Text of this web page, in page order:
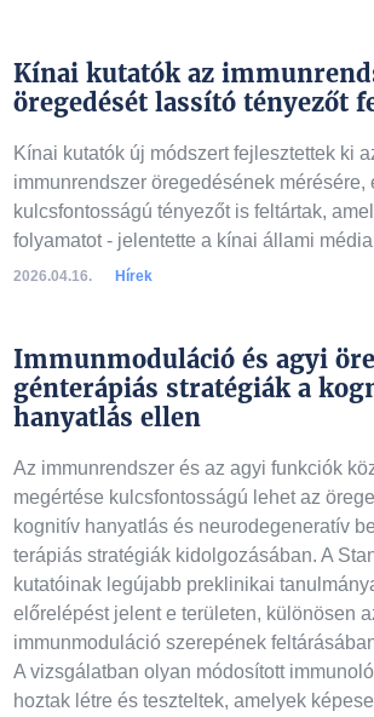
Kínai kutatók az
öregedését lassító tényezőt
Kínai kutatók új módszert fejlesztettek ki
immunrendszer öregedésének mérésére,
kulcsfontosságú tényezőt is feltártak,
folyamatot - jelentette a kínai állami
2026.04.16. Hírek
Immunmoduláció és agyi
génterápiás stratégiák a
hanyatlás ellen
Az immunrendszer és az agyi funkciók
megértése kulcsfontosságú lehet az
kognitív hanyatlás és neurodegeneratív
terápiás stratégiák kidolgozásában. A
kutatóinak legújabb preklinikai
előrelépést jelent e területen, különösen
immunmoduláció szerepének
A vizsgálatban olyan módosított
hoztak létre és teszteltek, amelyek